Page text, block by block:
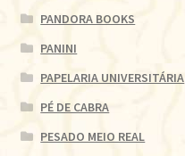
PANDORA BOOKS
PANINI
PAPELARIA UNIVERSITÁRIA
PÉ DE CABRA
PESADO MEIO REAL